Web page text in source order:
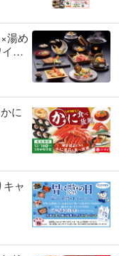
湯め
ガ
総
に
キャ